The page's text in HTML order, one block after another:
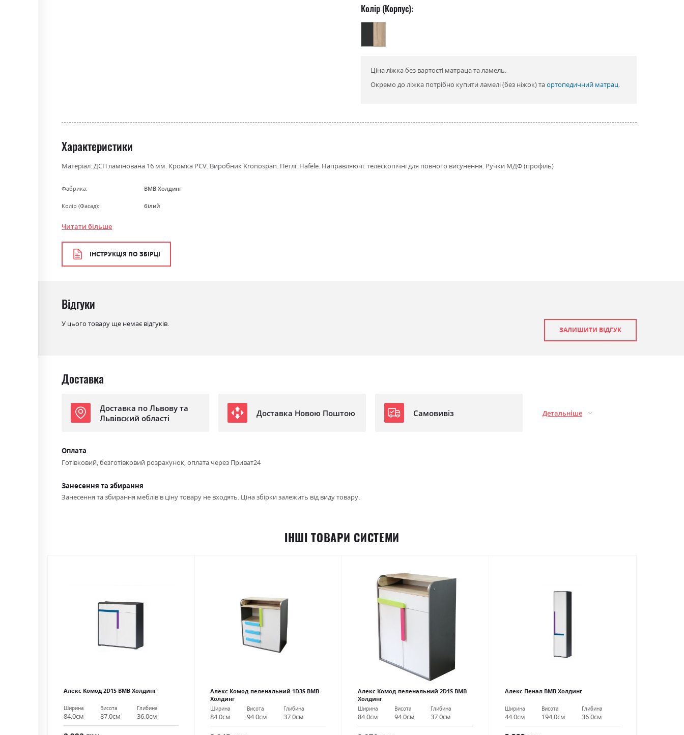
Колір (Корпус):
Ціна ліжка без вартості матраца та ламель.
Окремо до ліжка потрібно купити ламелі (без ніжок) таортопедичний матрац.
Характеристики
Матеріал: ДСП ламінована 16 мм. Кромка PCV. Виробник Kronospan. Петлі: Hafele. Направляючі: телескопічні для повного висунення. Ручки МДФ (профіль)
Фабрика: ВМВ Холдинг
Колір (Фасад): білий
Колір (Корпус):
Стиль мінімалізм, модерн
Спальне місце
З матрацом ні
Читати більше
ІНСТРУКЦІЯ ПО ЗБІРЦІ
Відгуки
У цього товару ще немає відгуків.
ЗАЛИШИТИ ВІДГУК
Доставка
Доставка по Львову та
Львівский області
Доставка Новою Поштою Самовивіз Детальніше
Оплата
Готівковий, безготівковий розрахунок, оплата через Приват24
Занесення та збирання
Занесення та збирання меблів в ціну товару не входять. Ціна збірки залежить від виду товару.
ІНШІ ТОВАРИ СИСТЕМИ
Алекс Комод 2D1S ВМВ Холдинг
Ширина
84.0см
Висота
87.0см
Глибина
36.0см
Алекс Комод-пеленальний 1D3S ВМВ
Холдинг
Ширина
84.0см
Висота
94.0см
Глибина
37.0см
Алекс Комод-пеленальний 2D1S ВМВ
Холдинг
Ширина
84.0см
Висота
94.0см
Глибина
37.0см
Алекс Пенал ВМВ Холдинг
Ширина
44.0см
Висота
194.0см
Глибина
36.0см